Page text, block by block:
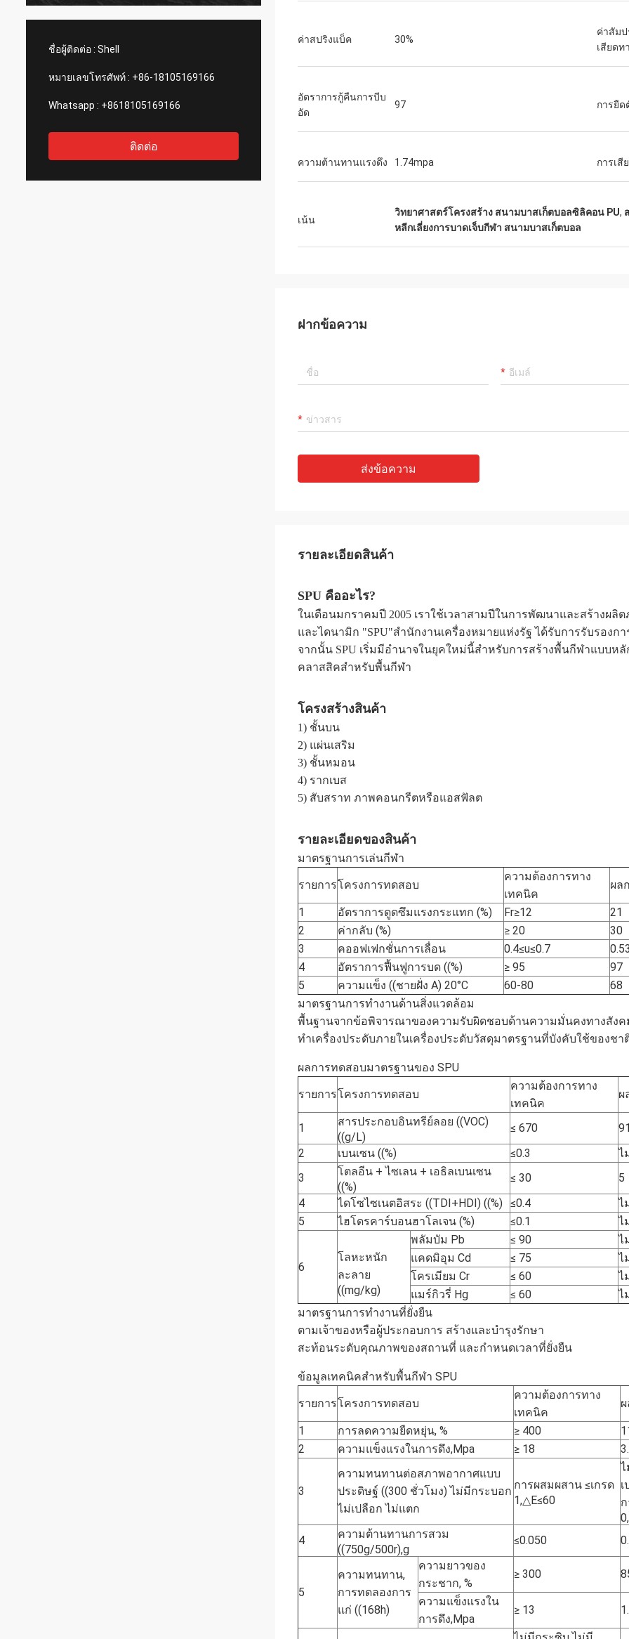
ชื่อผู้ติดต่อ : Shell
หมายเลขโทรศัพท์ : +86-18105169166
Whatsapp : +8618105169166
ติดต่อ
ค่าสปริงแบ็ค 30%
ค่าสัม
เสียดท
อัตราการกู้คืนการบีบ
อัด
97 การยืด
ความต้านทานแรงดึง 1.74mpa การเสี
เน้น
วิทยาศาสตร์โครงสร้าง สนามบาสเก็ตบอลซิลิคอน PU,
หลีกเลี่ยงการบาดเจ็บกีฬา สนามบาสเก็ตบอล
ฝากข้อความ
ส่งข้อความ
รายละเอียดสินค้า
SPU คืออะไร?
ในเดือนมกราคมปี 2005 เราใช้เวลาสามปีในการพัฒนาและสร้าง
และไดนามิก "SPU"สํานักงานเครื่องหมายแห่งรัฐ ได้รับการรับรองก
จากนั้น SPU เริ่มมีอํานาจในยุคใหม่นี้สําหรับการสร้างพื้นกีฬาแบบห
คลาสสิคสําหรับพื้นกีฬา
โครงสร้างสินค้า
1) ชั้นบน
2) แผ่นเสริม
3) ชั้นหมอน
4) รากเบส
5) สับสราท ภาพคอนกรีตหรือแอสฟัลต
รายละเอียดของสินค้า
มาตรฐานการเล่นกีฬา
รายการโครงการทดสอบ
ความต้องการทาง
เทคนิค
ผล
1 อัตราการดูดซึมแรงกระแทก (%) Fr≥12
21
2
ค่ากลับ (%) ≥ 20
30
3
คออฟเฟกชั่นการเลื่อน 0.4≤u≤0.7
0.53
4
อัตราการฟื้นฟูการบด ((%) ≥ 95
97
5
ความแข็ง ((ชายฝั่ง A) 20°C 60-80
68
มาตรฐานการทํางานด้านสิ่งแวดล้อม
พื้นฐานจากข้อพิจารณาของความรับผิดชอบด้านความมั่นคงทางสังค
ทําเครื่องประดับภายในเครื่องประดับวัสดุมาตรฐานที่บังคับใช้ของชา
ผลการทดสอบมาตรฐานของ SPU
รายการโครงการทดสอบ
ความต้องการทาง
เทคนิค
ผ
1
สารประกอบอินทรีย์ลอย ((VOC)
((g/L)
≤ 670
91
2
เบนเซน ((%) ≤0.3
ไ
3
โตลอีน + ไซเลน + เอธิลเบนเซน
((%)
≤ 30
5
4
ไดโซไซเนตอิสระ ((TDI+HDI) ((%) ≤0.4
ไ
5
ไฮโดรคาร์บอนฮาโลเจน (%) ≤0.1 ไ
6
โลหะหนัก
ละลาย
((mg/kg)
พลัมบัม Pb ≤ 90
ไ
แคดมิอุม Cd
≤ 75
ไ
โครเมียม Cr
≤ 60
ไ
แมร์กิวรี่ Hg
≤ 60
ไ
มาตรฐานการทํางานที่ยั่งยืน
ตามเจ้าของหรือผู้ประกอบการ สร้างและบํารุงรักษา
สะท้อนระดับคุณภาพของสถานที่ และกําหนดเวลาที่ยั่งยืน
ข้อมูลเทคนิคสําหรับพื้นกีฬา SPU
รายการโครงการทดสอบ
ความต้องการทาง
เทคนิค
1 การลดความยืดหยุ่น, % ≥ 400
2
ความแข็งแรงในการดึง,Mpa ≥ 18
3
ความทนทานต่อสภาพอากาศแบบ
ประดิษฐ์ ((300 ชั่วโมง) ไม่มีกระบอก
ไม่เปลือก ไม่แตก
การผสมผสาน ≤เกรด
1,△E≤60
4
ความต้านทานการสวม
((750g/500r),g
≤0.050
5
ความทนทาน,
การทดลองการ
แก่ ((168h)
ความยาวของ
กระชาก, %
≥ 300
ความแข็งแรงใน
การดึง,Mpa
≥ 13